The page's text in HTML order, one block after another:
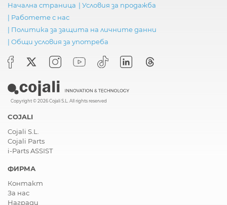
Начална страница | Условия за продажба
| Работете с нас
| Политика за защита на личните данни
| Общи условия за употреба
Copyright © 2026 Cojali S.L. All rights reserved
COJALI
Cojali S.L.
Cojali Parts
i-Parts ASSIST
ФИРМА
Контакт
За нас
Награди